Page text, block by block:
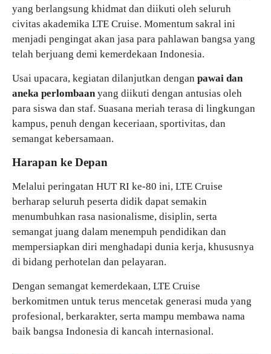
yang berlangsung khidmat dan diikuti oleh seluruh
civitas akademika LTE Cruise. Momentum sakral ini
menjadi pengingat akan jasa para pahlawan bangsa yang
telah berjuang demi kemerdekaan Indonesia.
Usai upacara, kegiatan dilanjutkan dengan pawai dan
aneka perlombaanyang diikuti dengan antusias oleh
para siswa dan staf. Suasana meriah terasa di lingkungan
kampus, penuh dengan keceriaan, sportivitas, dan
semangat kebersamaan.
Harapan ke Depan
Melalui peringatan HUT RI ke-80 ini, LTE Cruise
berharap seluruh peserta didik dapat semakin
menumbuhkan rasa nasionalisme, disiplin, serta
semangat juang dalam menempuh pendidikan dan
mempersiapkan diri menghadapi dunia kerja, khususnya
di bidang perhotelan dan pelayaran.
Dengan semangat kemerdekaan, LTE Cruise
berkomitmen untuk terus mencetak generasi muda yang
profesional, berkarakter, serta mampu membawa nama
baik bangsa Indonesia di kancah internasional.